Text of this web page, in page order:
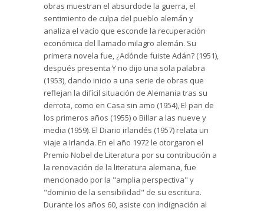
obras muestran el absurdode la guerra, el
sentimiento de culpa del pueblo alemán y
analiza el vacío que esconde la recuperación
económica del llamado milagro alemán. Su
primera novela fue, ¿Adónde fuiste Adán? (1951),
después presenta Y no dijo una sola palabra
(1953), dando inicio a una serie de obras que
reflejan la difícil situación de Alemania tras su
derrota, como en Casa sin amo (1954), El pan de
los primeros años (1955) o Billar a las nueve y
media (1959). El Diario irlandés (1957) relata un
viaje a Irlanda. En el año 1972 le otorgaron el
Premio Nobel de Literatura por su contribución a
la renovación de la literatura alemana, fue
mencionado por la "amplia perspectiva" y
"dominio de la sensibilidad" de su escritura.
Durante los años 60, asiste con indignación al